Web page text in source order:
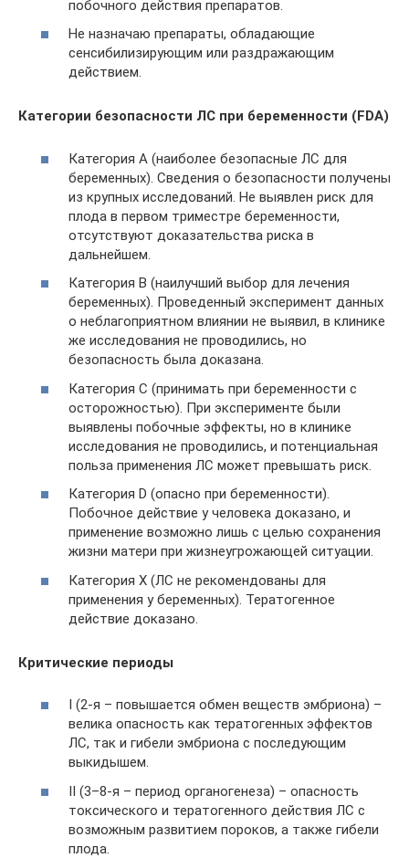
побочного действия препаратов.
Не назначаю препараты, обладающие
сенсибилизирующим или раздражающим
действием.
Категории безопасности ЛС при беременности (FDA)
Категория А (наиболее безопасные ЛС для
беременных). Сведения о безопасности получены
из крупных исследований. Не выявлен риск для
плода в первом триместре беременности,
отсутствуют доказательства риска в
дальнейшем.
Категория В (наилучший выбор для лечения
беременных). Проведенный эксперимент данных
о неблагоприятном влиянии не выявил, в клинике
же исследования не проводились, но
безопасность была доказана.
Категория С (принимать при беременности с
осторожностью). При эксперименте были
выявлены побочные эффекты, но в клинике
исследования не проводились, и потенциальная
польза применения ЛС может превышать риск.
Категория D (опасно при беременности).
Побочное действие у человека доказано, и
применение возможно лишь с целью сохранения
жизни матери при жизнеугрожающей ситуации.
Категория Х (ЛС не рекомендованы для
применения у беременных). Тератогенное
действие доказано.
Критические периоды
I (2-я – повышается обмен веществ эмбриона) –
велика опасность как тератогенных эффектов
ЛС, так и гибели эмбриона с последующим
выкидышем.
II (3–8-я – период органогенеза) – опасность
токсического и тератогенного действия ЛС с
возможным развитием пороков, а также гибели
плода.